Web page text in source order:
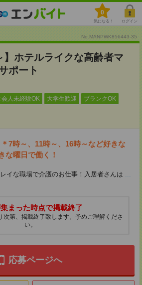
0
気になる！ ログイン
No.MANPWK856443-35
】ホテルライクな高齢者マ
ポート
会人未経験OK 大学生歓迎 ブランクOK
7時～、11時～、16時～など好きな
な曜日で働く！
イな職場で介護のお仕事！入居者さんは ...
まった時点で掲載終了
次第、掲載終了致します。予めご理解くださ
い。
応募ページへ